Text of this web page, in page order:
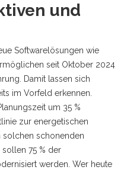
und
Softwarelösungen wie
seit Oktober 2024
Damit lassen sich
im Vorfeld erkennen.
um 35 %
zur energetischen
solchen schonenden
75 % der
werden. Wer heute